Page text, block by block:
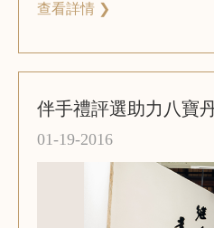
低效的藥物。 在愛肝日來
文比賽。 詳情如下：活動
科專家將出席義診現場；
關注微信獲取活動資訊。
諮詢詳情。
查看詳情 ❯
伴手禮評選助力八寶
01-19-2016